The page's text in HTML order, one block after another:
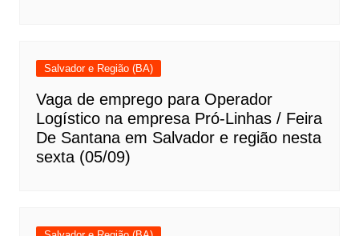
Salvador e Região (BA)
Vaga de emprego para Operador
Logístico na empresa Pró-Linhas / Feira
De Santana em Salvador e região nesta
sexta (05/09)